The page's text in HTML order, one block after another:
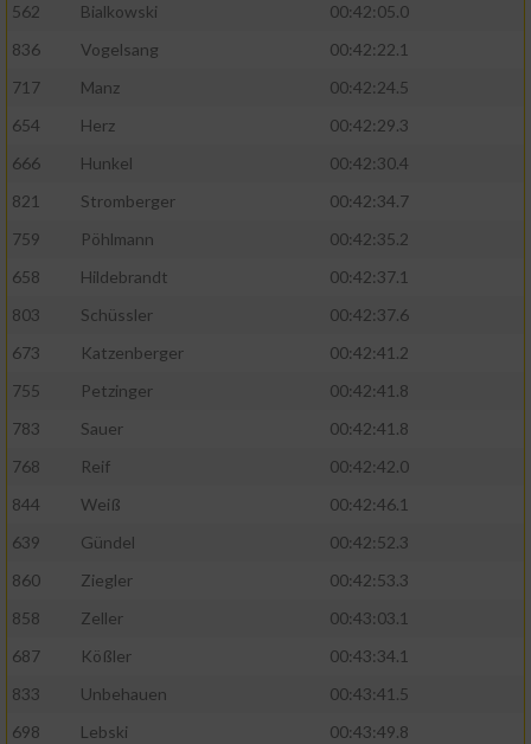
562
Bialkowski
00:42:05.0
836
Vogelsang
00:42:22.1
717
Manz
00:42:24.5
654
Herz
00:42:29.3
666
Hunkel
00:42:30.4
821
Stromberger
00:42:34.7
759
Pöhlmann
00:42:35.2
658
Hildebrandt
00:42:37.1
803
Schüssler
00:42:37.6
673
Katzenberger
00:42:41.2
755
Petzinger
00:42:41.8
783
Sauer
00:42:41.8
768
Reif
00:42:42.0
844
Weiß
00:42:46.1
639
Gündel
00:42:52.3
860
Ziegler
00:42:53.3
858
Zeller
00:43:03.1
687
Kößler
00:43:34.1
833
Unbehauen
00:43:41.5
698
Lebski
00:43:49.8